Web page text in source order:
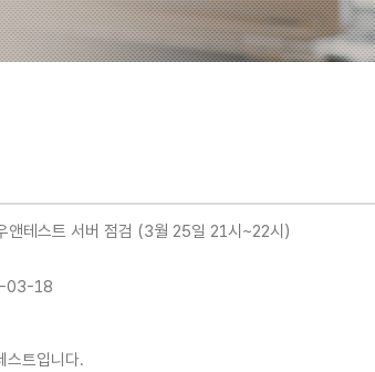
앤테스트 서버 점검 (3월 25일 21시~22시)
03-18
스트입니다.